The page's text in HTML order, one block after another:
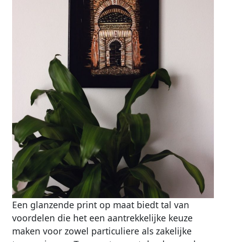
Een glanzende print op maat biedt tal van
voordelen die het een aantrekkelijke keuze
maken voor zowel particuliere als zakelijke